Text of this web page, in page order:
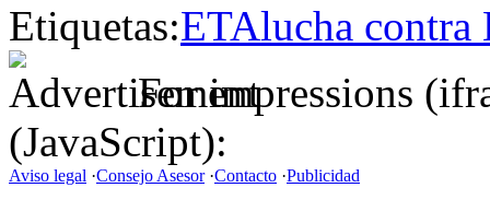
Etiquetas:ETAlucha contra
For impressions
(JavaScript):
Aviso legal ·Consejo Asesor·Contacto ·Publicidad